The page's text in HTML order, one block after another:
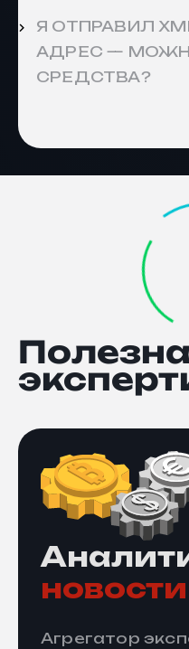
Я ОТПРАВИЛ
АДРЕС —
СРЕДСТВА?
новости
Агрегатор